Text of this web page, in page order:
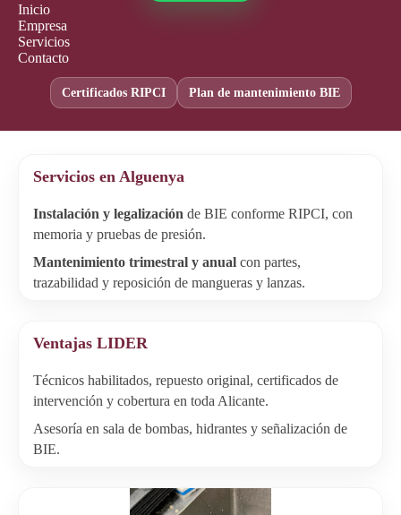
Inicio
Empresa
Servicios
Contacto
Certificados RIPCI Plan de mantenimiento BIE
Servicios en Alguenya
Instalación y legalización de BIE conforme RIPCI, con
memoria y pruebas de presión.
Mantenimiento trimestral y anual con partes,
trazabilidad y reposición de mangueras y lanzas.
Ventajas LIDER
Técnicos habilitados, repuesto original, certificados de
intervención y cobertura en toda Alicante.
Asesoría en sala de bombas, hidrantes y señalización de
BIE.